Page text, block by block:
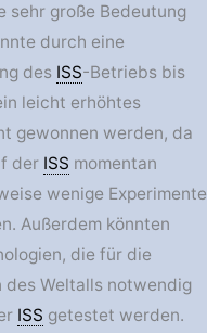
sehr große Bedeutung
durch eine
des ISS-Betriebs bis
leicht erhöhtes
gewonnen werden, da
der ISS momentan
wenige Experimente
Außerdem könnten
die für die
des Weltalls notwendig
ISS getestet werden.